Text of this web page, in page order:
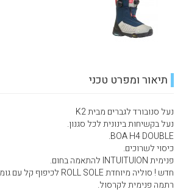
תיאור ומפרט טכני
נעל סנובורד לגברים מבית K2
נעל בקשיחות בינונית לכל סגנון.
BOA H4 DOUBLE.
כיסוי לשרוכים.
פנימית INTUITUION להתאמה בחום.
חדש ! סוליה מיוחדת ROLL SOLE לכיפוף קל עם גומי.
רתמה פנימית לקרסול.